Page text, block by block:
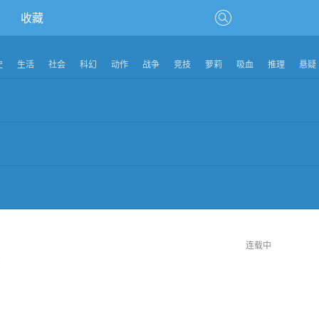
收藏
生活 社会 科幻 动作 战争 竞技 萝莉 吸血 推理 悬疑
连载中